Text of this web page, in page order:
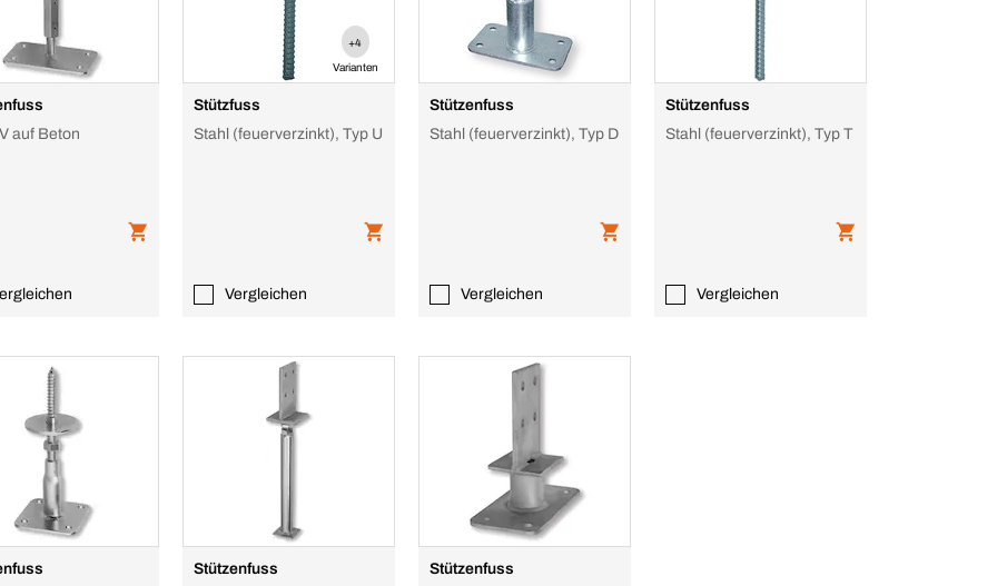
auf Beton
+4
Varianten
Stützfuss
Stahl (feuerverzinkt), Typ U
Vergleichen
Stützenfuss
Stahl (feuerverzinkt), Typ D
Vergleichen
Stützenfuss
Stahl (feuerverzinkt), Typ T
Vergleichen
Stützenfuss
Stützenfuss